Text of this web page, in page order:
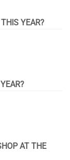
YEAR?
AT THE